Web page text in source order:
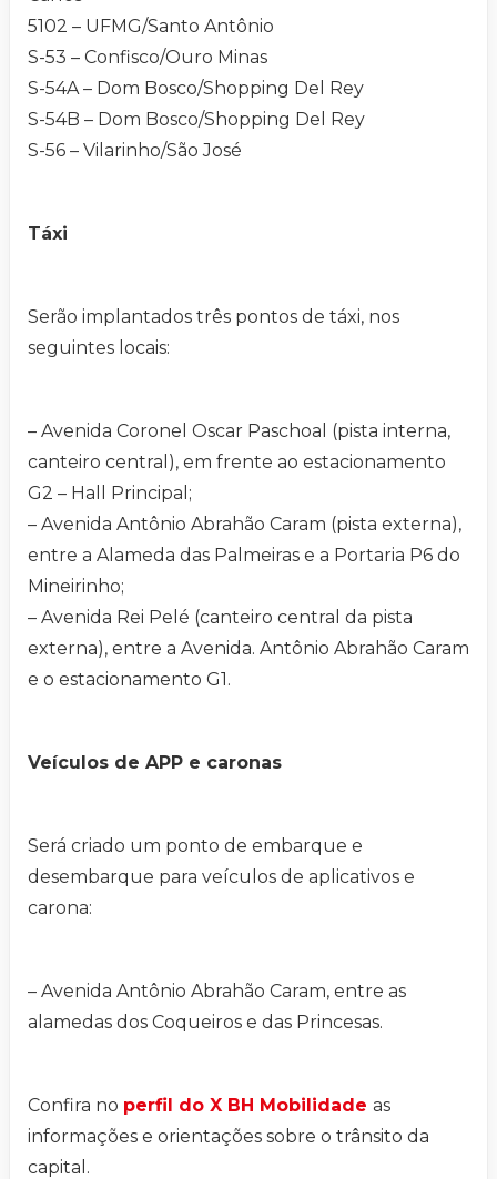
5102 – UFMG/Santo Antônio
S-53 – Confisco/Ouro Minas
S-54A – Dom Bosco/Shopping Del Rey
S-54B – Dom Bosco/Shopping Del Rey
S-56 – Vilarinho/São José
Táxi
Serão implantados três pontos de táxi, nos
seguintes locais:
– Avenida Coronel Oscar Paschoal (pista interna,
canteiro central), em frente ao estacionamento
G2 – Hall Principal;
– Avenida Antônio Abrahão Caram (pista externa),
entre a Alameda das Palmeiras e a Portaria P6 do
Mineirinho;
– Avenida Rei Pelé (canteiro central da pista
externa), entre a Avenida. Antônio Abrahão Caram
e o estacionamento G1.
Veículos de APP e caronas
Será criado um ponto de embarque e
desembarque para veículos de aplicativos e
carona:
– Avenida Antônio Abrahão Caram, entre as
alamedas dos Coqueiros e das Princesas.
Confira no perfil do X BH Mobilidade as
informações e orientações sobre o trânsito da
capital.